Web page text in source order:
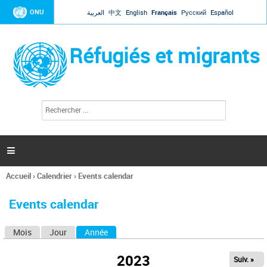
Jump to navigation
ONU العربية 中文 English Français Русский Español
Réfugiés et migrants
l
c
h
e

Vous
ici
Accueil›Calendrier› Events calendar
Events calendar
Mois Jour Année
2023 Suiv. »